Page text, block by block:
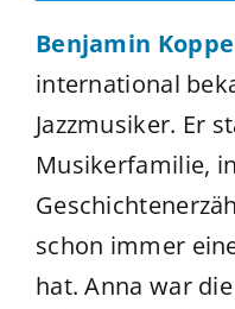
Benjamin
international
Jazzmusiker. Er
Musikerfamilie,
schon immer
hat. Anna war